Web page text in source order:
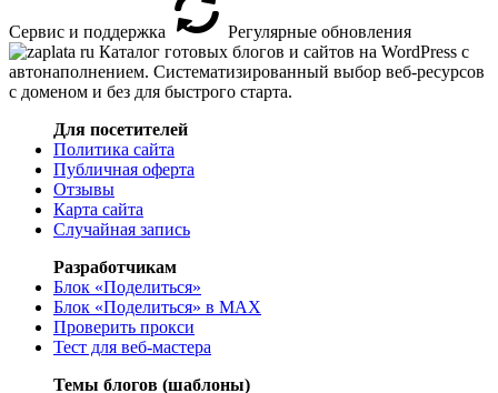
Сервис и поддержка
Регулярные обновления
Каталог готовых блогов и сайтов на WordPress с
автонаполнением. Систематизированный выбор веб-ресурсов
с доменом и без для быстрого старта.
Для посетителей
Политика сайта
Публичная оферта
Отзывы
Карта сайта
Случайная запись
Разработчикам
Блок «Поделиться»
Блок «Поделиться» в MAX
Проверить прокси
Тест для веб-мастера
Темы блогов (шаблоны)